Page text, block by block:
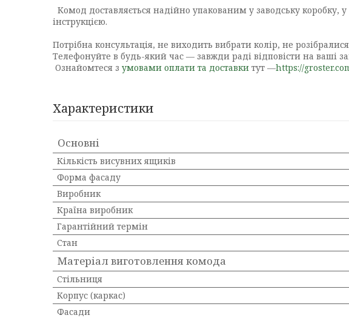
Комод доставляється надійно упакованим у заводську
інструкцією.
Потрібна консультація, не виходить вибрати колір, не
Телефонуйте в будь-який час — завжди раді відповісти на
Ознайомтеся з умовами оплати та доставки тут —https://
Характеристики
Основні
Кількість висувних ящиків
Форма фасаду
Виробник
Країна виробник
Гарантійний термін
Стан
Матеріал виготовлення комода
Стільниця
Корпус (каркас)
Фасади